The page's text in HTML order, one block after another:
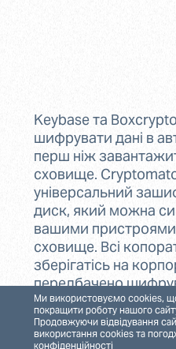
Keybase та
шифрувати дані в
перш ніж
сховище.
універсальний
диск, який можна
вашими
сховище. Всі
зберігатісь на
передбачено
розподілення
Рекомендації для
Ми використовуємо cookies,
покращити роботу нашого
Продовжуючи відвідування
використання cookies та
конфіденційності